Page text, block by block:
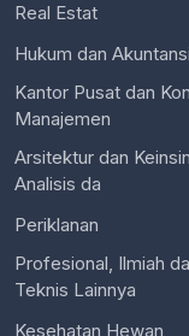
Real Estat
Hukum dan Akuntansi
Kantor Pusat dan
Manajemen
Arsitektur dan
Analisis da
Periklanan
Profesional, Ilmiah
Teknis Lainnya
Kesehatan Hewan